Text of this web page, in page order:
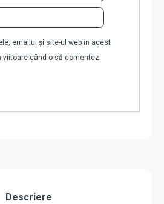
emailul și site-ul web în acest
viitoare când o să comentez.
Descriere